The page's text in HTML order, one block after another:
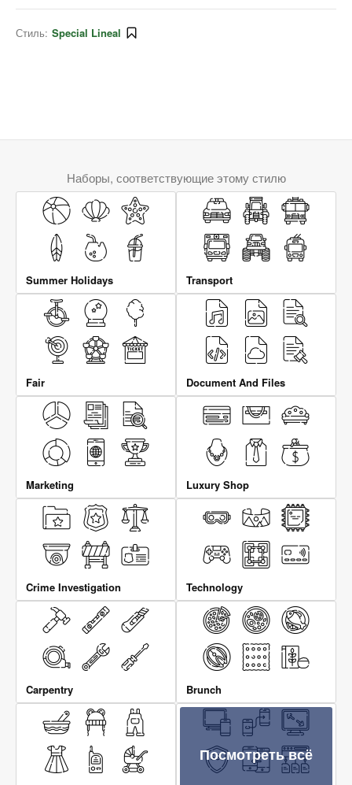
Стиль: Special Lineal
Наборы, соответствующие этому стилю
Summer Holidays Transport
Fair Document And Files
Marketing Luxury Shop
Crime Investigation Technology
Carpentry Brunch
Посмотреть всё